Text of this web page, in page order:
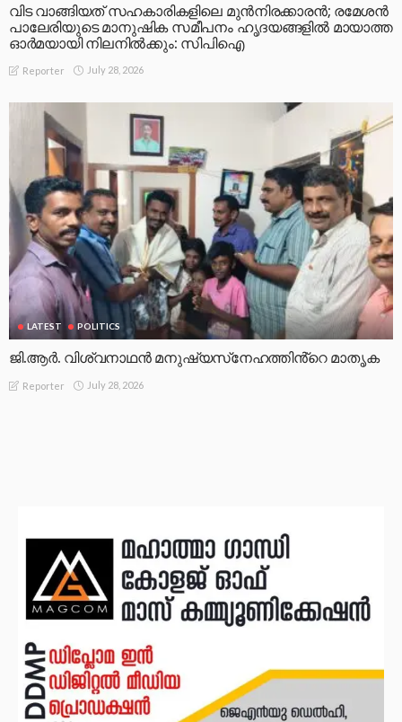
വിട വാങ്ങിയത് സഹകാരികളിലെ മുൻനിരക്കാരൻ; രമേശൻ
പാലേരിയുടെ മാനുഷിക സമീപനം ഹൃദയങ്ങളിൽ മായാത്ത
ഓർമയായി നിലനിൽക്കും: സിപിഐ
Reporter July 28, 2026
LATEST POLITICS
ജി.ആർ. വിശ്വനാഥൻ മനുഷ്യസ്‌നേഹത്തിൻ്റെ മാതൃക
Reporter July 28, 2026